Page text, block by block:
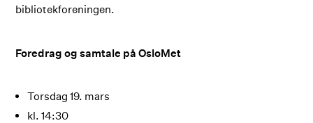
bibliotekforeningen.
Foredrag og samtale på OsloMet
Torsdag 19. mars
kl. 14:30